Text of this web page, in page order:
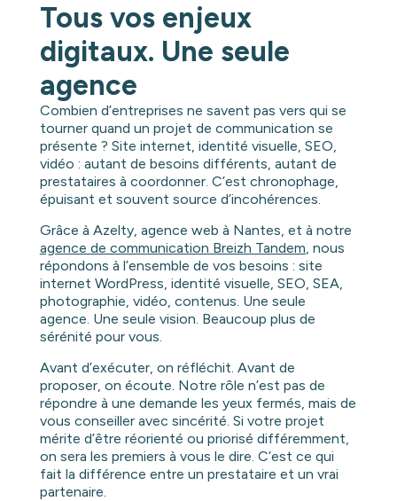
Tous vos enjeux
digitaux. Une seule
agence
Combien d’entreprises ne savent pas vers qui se
tourner quand un projet de communication se
présente ? Site internet, identité visuelle, SEO,
vidéo : autant de besoins différents, autant de
prestataires à coordonner. C’est chronophage,
épuisant et souvent source d’incohérences.
Grâce à Azelty, agence web à Nantes, et à notre
agence de communication Breizh Tandem, nous
répondons à l’ensemble de vos besoins : site
internet WordPress, identité visuelle, SEO, SEA,
photographie, vidéo, contenus. Une seule
agence. Une seule vision. Beaucoup plus de
sérénité pour vous.
Avant d’exécuter, on réfléchit. Avant de
proposer, on écoute. Notre rôle n’est pas de
répondre à une demande les yeux fermés, mais de
vous conseiller avec sincérité. Si votre projet
mérite d’être réorienté ou priorisé différemment,
on sera les premiers à vous le dire. C’est ce qui
fait la différence entre un prestataire et un vrai
partenaire.